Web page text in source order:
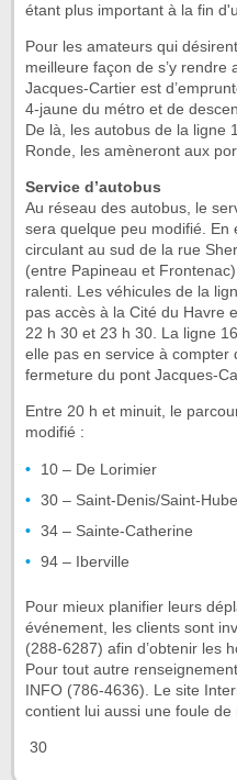
étant plus important à la fin
Pour les amateurs qui
meilleure façon de s’y
Jacques-Cartier est
4-jaune du métro et de
De là, les autobus de la ligne
Ronde, les amèneront aux
Service d’autobus
Au réseau des autobus, le
sera quelque peu modifié. En
circulant au sud de la rue
(entre Papineau et
ralenti. Les véhicules de la
pas accès à la Cité du Havre
22 h 30 et 23 h 30. La ligne
elle pas en service à compter
fermeture du pont Jacques-
Entre 20 h et minuit, le
modifié :
10 – De Lorimier
30 – Saint-Denis/Saint-
34 – Sainte-Catherine
94 – Iberville
Pour mieux planifier leurs
événement, les clients sont
(288-6287) afin d’obtenir les
Pour tout autre
INFO (786-4636). Le site
contient lui aussi une foule
 30 